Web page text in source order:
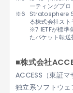
ーティングプロ
Stratosphere
る株式会社スト
※7 IETFが標準
たパケット転送
■株式会社
ACCESS（東証マ
独立系ソフトウ